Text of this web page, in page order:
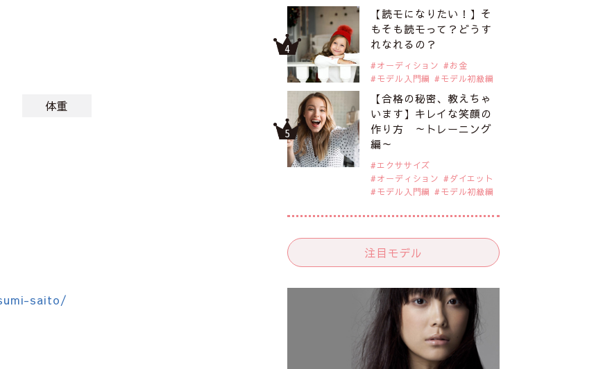
体重
saito/
【読モになりたい！】そ
もそも読モって？どうす
れなれるの？
オーディション
お金
モデル入門編
モデル初級編
【合格の秘密、教えちゃ
います】キレイな笑顔の
作り方 ～トレーニング
編～
エクササイズ
オーディション
ダイエット
モデル入門編
モデル初級編
注目モデル